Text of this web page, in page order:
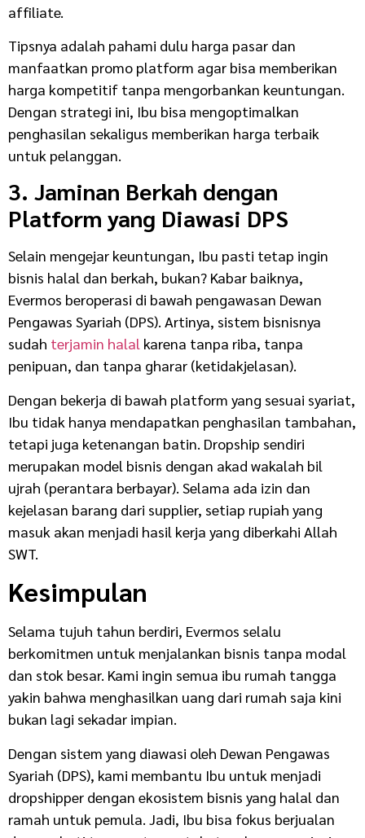
affiliate.
Tipsnya adalah pahami dulu harga pasar dan
manfaatkan promo platform agar bisa memberikan
harga kompetitif tanpa mengorbankan keuntungan.
Dengan strategi ini, Ibu bisa mengoptimalkan
penghasilan sekaligus memberikan harga terbaik
untuk pelanggan.
3. Jaminan Berkah dengan
Platform yang Diawasi DPS
Selain mengejar keuntungan, Ibu pasti tetap ingin
bisnis halal dan berkah, bukan? Kabar baiknya,
Evermos beroperasi di bawah pengawasan Dewan
Pengawas Syariah (DPS). Artinya, sistem bisnisnya
sudah terjamin halal karena tanpa riba, tanpa
penipuan, dan tanpa gharar (ketidakjelasan).
Dengan bekerja di bawah platform yang sesuai syariat,
Ibu tidak hanya mendapatkan penghasilan tambahan,
tetapi juga ketenangan batin. Dropship sendiri
merupakan model bisnis dengan akad wakalah bil
ujrah (perantara berbayar). Selama ada izin dan
kejelasan barang dari supplier, setiap rupiah yang
masuk akan menjadi hasil kerja yang diberkahi Allah
SWT.
Kesimpulan
Selama tujuh tahun berdiri, Evermos selalu
berkomitmen untuk menjalankan bisnis tanpa modal
dan stok besar. Kami ingin semua ibu rumah tangga
yakin bahwa menghasilkan uang dari rumah saja kini
bukan lagi sekadar impian.
Dengan sistem yang diawasi oleh Dewan Pengawas
Syariah (DPS), kami membantu Ibu untuk menjadi
dropshipper dengan ekosistem bisnis yang halal dan
ramah untuk pemula. Jadi, Ibu bisa fokus berjualan